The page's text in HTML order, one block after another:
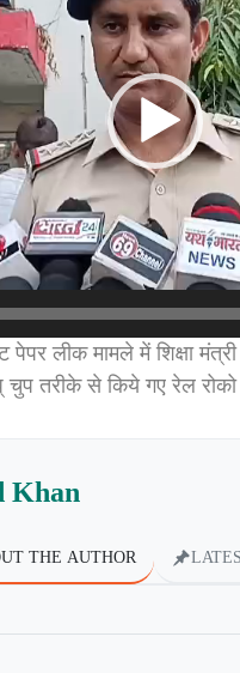
पेपर लीक मामले में शिक्षा
चुप तरीके से किये गए रेल
Khan
THE AUTHOR